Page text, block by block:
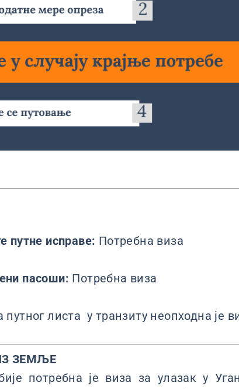
путне исправе: Потребна виза
пасоши: Потребна виза
путног листа у транзиту неопходна је
ЗЕМЉЕ
потребна је виза за улазак у